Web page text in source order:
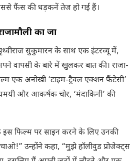
फैंस की धड़कनें तेज हो गई हैं।
का जादू
सुकुमारन के साथ एक इंटरव्यू में,
वापसी के बारे में खुलकर बात की। राजा-
एक अनोखी ‘टाइम-ट्रैवल एक्शन फैंटेसी’
और आकर्षक चोर, ‘मंदाकिनी’ की
इस फिल्म पर साइन करने के लिए उनकी
उन्होंने कहा, “मुझे हॉलीवुड प्रोजेक्ट्स